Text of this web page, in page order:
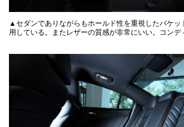
▲セダンでありながらもホールド性を重視したバケッ
用している。またレザーの質感が非常にいい。コンデ